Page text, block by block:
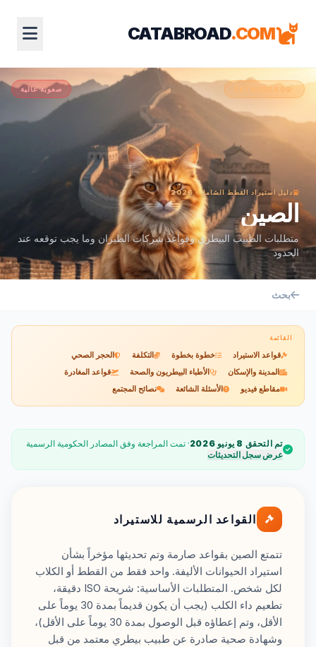
CATABROAD.COM
صعوبة عالية CATABROAD
دليل استيراد القطط الشامل · 2026
الصين
متطلبات الطبيب البيطري وقواعد شركات الطيران وما يجب توقعه عند
الحدود
بحث
القائمة
قواعد الاستيراد خطوة بخطوة التكلفة
الحجر الصحي
المدينة والإسكان
الأطباء البيطريون والصحة
قواعد المغادرة
مقاطع فيديو
الأسئلة الشائعة نصائح المجتمع
تم التحقق 8 يونيو 2026
· تمت المراجعة وفق المصادر الحكومية الرسمية
عرض سجل التحديثات
القواعد الرسمية للاستيراد
تتمتع الصين بقواعد صارمة وتم تحديثها مؤخراً بشأن
استيراد الحيوانات الأليفة. واحد فقط من القطط أو الكلاب
لكل شخص. المتطلبات الأساسية: شريحة ISO دقيقة،
تطعيم داء الكلب (يجب أن يكون قديماً بمدة 30 يوماً على
الأقل، وتم إعطاؤه قبل الوصول بمدة 30 يوماً على الأقل)،
وشهادة صحية صادرة عن طبيب بيطري معتمد من قبل